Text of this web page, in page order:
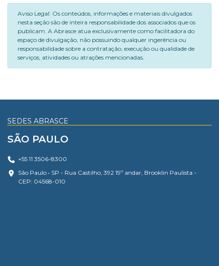
Aviso Legal: Os conteúdos, informações e materiais divulgados
nesta seção são de inteira responsabilidade dos associados que os
publicam. A Abrasce atua exclusivamente como facilitadora do
espaço de divulgação, não possuindo qualquer ingerência ou
responsabilidade sobre a contratação, execução ou qualidade de
serviços, atividades ou atrações mencionadas.
SEDES ABRASCE
SÃO PAULO
+55 11 3506-8300
São Paulo • SP - Rua Castilho, 392 19º andar, Brooklin Paulista -
CEP: 04568-010